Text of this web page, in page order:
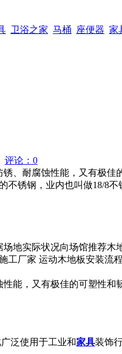
卫浴之家 马桶 座便器 家
评论：0
、耐腐蚀性能，又有极
锈钢，业内也叫做18/8
实际状况向场馆推荐木
施工厂家 运动木地板
性能，又有极佳的可塑性
泛使用于工业和家具装饰